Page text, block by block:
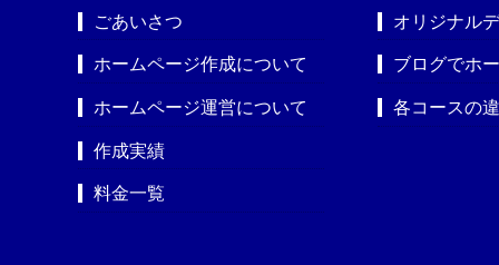
ごあいさつ
ホームページ作成について
ホームページ運営について
作成実績
料金一覧
オリジナル
ブログでホ
各コースの